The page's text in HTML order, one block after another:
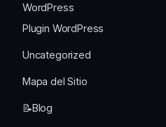
WordPress
Plugin WordPress
Uncategorized
Mapa del Sitio
📝Blog